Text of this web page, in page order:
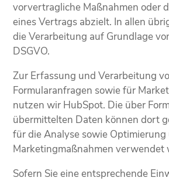
vorvertragliche Maßnahmen oder
eines Vertrags abzielt. In allen
die Verarbeitung auf Grundlage
DSGVO.
Zur Erfassung und Verarbeitung
Formularanfragen sowie für
nutzen wir HubSpot. Die über
übermittelten Daten können dort
für die Analyse sowie Optimierung
Marketingmaßnahmen verwendet
Sofern Sie eine entsprechende